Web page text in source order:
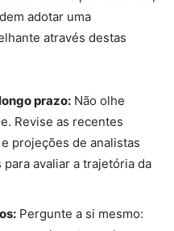
adotar uma
através destas
prazo: Não olhe
Revise as recentes
projeções de analistas
avaliar a trajetória da
Pergunte a si mesmo: